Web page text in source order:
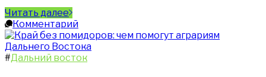
Читать далее
Комментарий
#Дальний восток